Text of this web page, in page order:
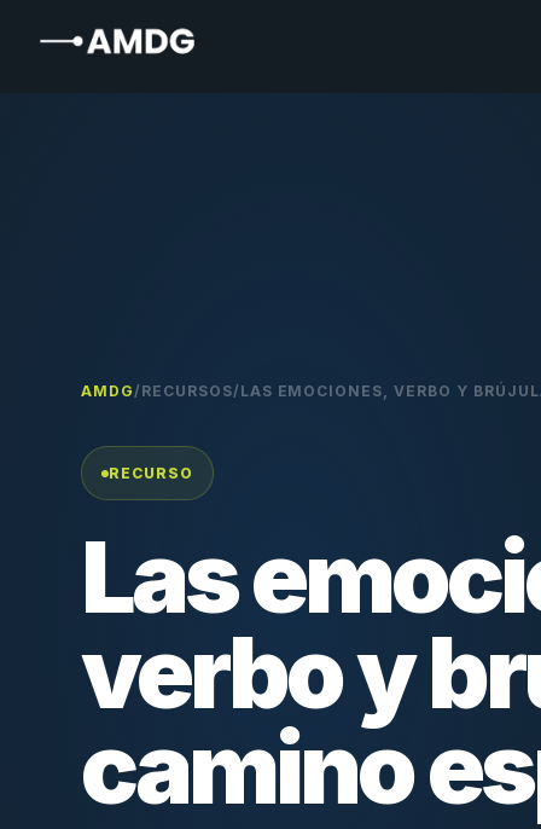
AMDG/RECURSOS/LAS EMOCIONES, VERBO Y
RECURSO
Las
verbo y
camino